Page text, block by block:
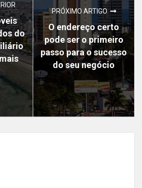
do
PRÓXIMO ARTIGO
O endereço certo
pode ser o primeiro
passo para o sucesso
do seu negócio